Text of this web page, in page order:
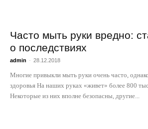
Часто мыть руки вредно:
о последствиях
admin - 28.12.2018
Многие привыкли мыть руки очень часто,
здоровья На наших руках «живет» более 800
Некоторые из них вполне безопасны, другие...